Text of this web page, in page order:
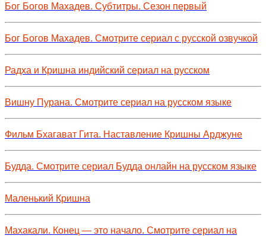
Бог Богов Махадев. Субтитры. Сезон первый
Бог Богов Махадев. Смотрите сериал с русской озвучкой
Радха и Кришна индийский сериал на русском
Вишну Пурана. Смотрите сериал на русском языке
Фильм Бхагават Гита. Наставление Кришны Арджуне
Будда. Смотрите сериал Будда онлайн на русском языке
Маленький Кришна
Махакали. Конец — это начало. Смотрите сериал на